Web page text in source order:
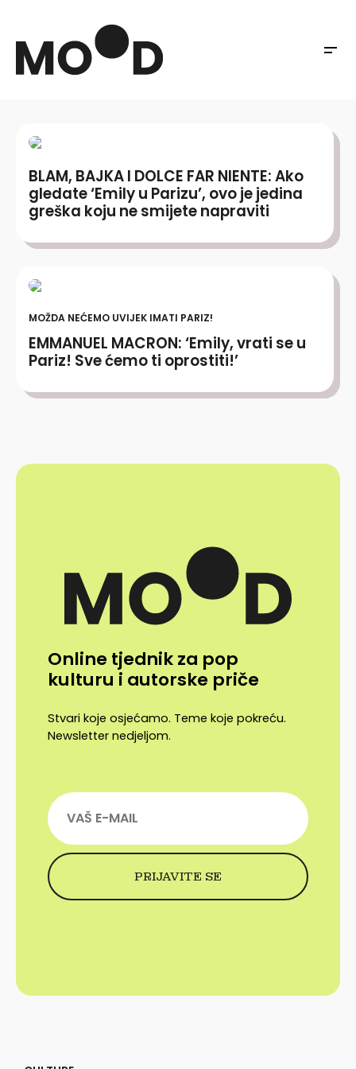
BLAM, BAJKA I DOLCE FAR NIENTE: Ako
gledate ‘Emily u Parizu’, ovo je jedina
greška koju ne smijete napraviti
MOŽDA NEĆEMO UVIJEK IMATI PARIZ!
EMMANUEL MACRON: ‘Emily, vrati se u
Pariz! Sve ćemo ti oprostiti!’
Online tjednik za pop
kulturu i autorske priče
Stvari koje osjećamo. Teme koje pokreću.
Newsletter nedjeljom.